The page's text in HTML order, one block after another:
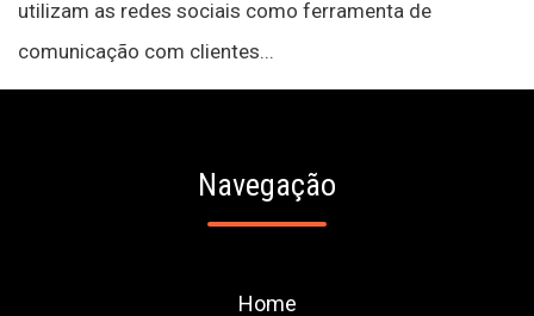
utilizam as redes sociais como ferramenta de
comunicação com clientes...
Navegação
Home